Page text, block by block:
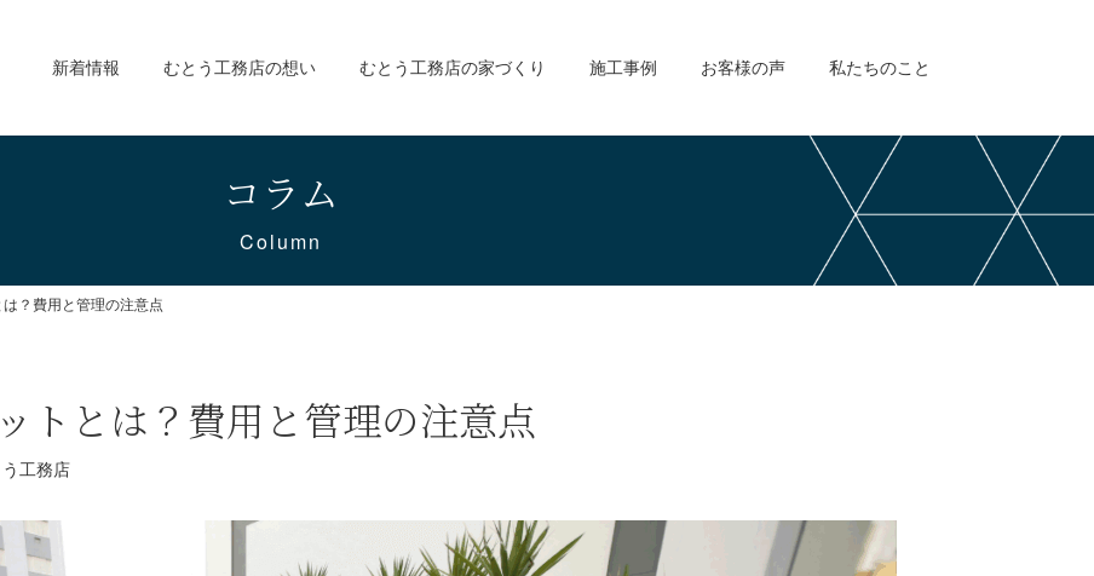
新着情報 むとう工務店の想い むとう工務店の家づくり 施工事例 お客様の声 私たちのこと
コラム
Column
？費用と管理の注意点
トとは？費用と管理の注意点
工務店